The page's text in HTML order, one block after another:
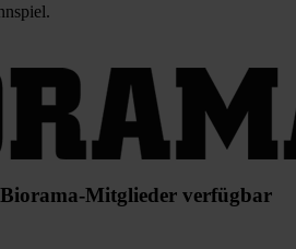
Mitglieder verfügbar